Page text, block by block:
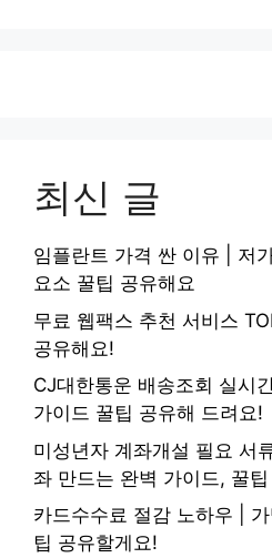
최신 글
임플란트 가격 싼 이유 | 저
요소 꿀팁 공유해요
무료 웹팩스 추천 서비스
공유해요!
CJ대한통운 배송조회 실시
가이드 꿀팁 공유해 드려요!
미성년자 계좌개설 필요 서
좌 만드는 완벽 가이드, 꿀
카드수수료 절감 노하우 |
팁 공유할게요!